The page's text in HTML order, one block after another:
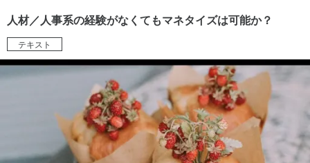
人材／人事系の経験がなくてもマネタイズは可能か？
テキスト